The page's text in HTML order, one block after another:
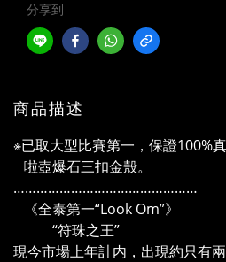
分享到
商品描述
※已取大型比賽第一，保證100%
啦壺爆石三扣金殼。
…………………………………………
《全泰第一“Look Om”》
“符珠之王”
現今市場上年計内，出現約只有